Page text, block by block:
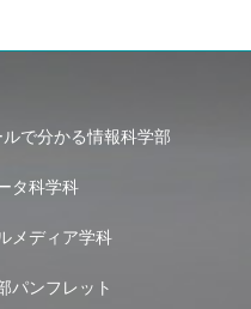
で分かる情報科学部
タ科学科
メディア学科
パンフレット